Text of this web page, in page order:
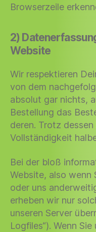
Browserzeile
2)
Website
Wir respektieren
von dem
absolut gar nichts,
Bestellung das
deren. Trotz
Vollständigkeit
Bei der bloß
Website, also wenn
oder uns
erheben wir nur
unseren Server
Logfiles“). Wenn